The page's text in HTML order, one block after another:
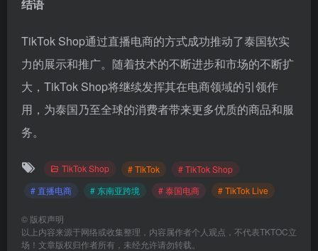
结语
TikTok Shop通过直播电商的方式成功推动了泰国软实
力的展示和推广。随着技术的不断进步和市场的不断扩
大，TikTok Shop将继续发挥其在电商领域的引领作
用，为泰国乃至全球的消费者带来更多优质的商品和服
务。
TikTok Shop # TikTok
# TikTok Shop
# 直播电商
# 东南亚跨境 # 泰国电商 # TikTok Live
© 版权声明
以上内容来源于网络或收集整理，内容属作者个人观点，不代表TKTOC立
场！文章版权归作者所有，未经允许请勿转载。